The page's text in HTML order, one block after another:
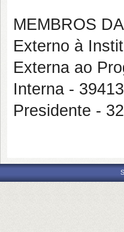
MEMBROS
Externo à
Externa ao
Interna -
Presidente -